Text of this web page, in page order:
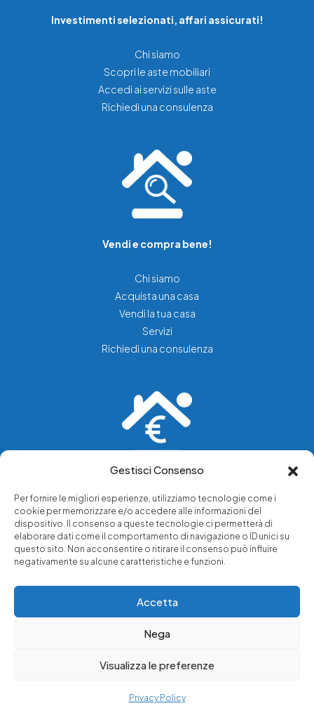
Gestisci Consenso
Per fornire le migliori esperienze, utilizziamo tecnologie come i
cookie per memorizzare e/o accedere alle informazioni del
dispositivo. Il consenso a queste tecnologie ci permetterà di
elaborare dati come il comportamento di navigazione o ID unici su
questo sito. Non acconsentire o ritirare il consenso può influire
negativamente su alcune caratteristiche e funzioni.
Accetta
Nega
Visualizza le preferenze
Privacy Policy
Immobiliare Luffarelli
Investimenti selezionati, affari assicurati!
Chi siamo
Scopri le aste mobiliari
Accedi ai servizi sulle aste
Richiedi una consulenza
Vendi e compra bene!
Chi siamo
Acquista una casa
Vendi la tua casa
Servizi
Richiedi una consulenza
Chi siamo
Servizi di tutela legale
Notizie e approfondimenti
14571101006 - Tutti i diritti riservati